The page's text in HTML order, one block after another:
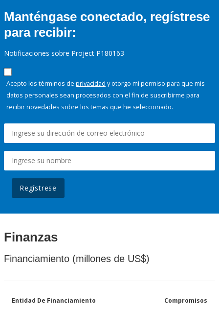
Manténgase conectado, regístrese
para recibir:
Notificaciones sobre Project P180163
Acepto los términos de privacidad y otorgo mi permiso para que mis
datos personales sean procesados con el fin de suscribirme para
recibir novedades sobre los temas que he seleccionado.
Regístrese
Finanzas
Financiamiento (millones de US$)
Entidad De Financiamiento Compromisos